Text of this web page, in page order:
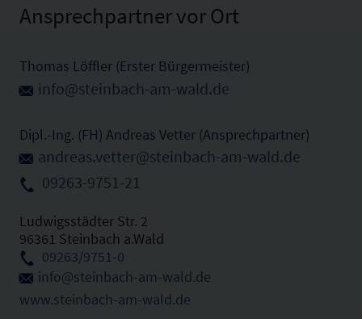
Ansprechpartner vor Ort
Thomas Löffler (Erster Bürgermeister)
info@steinbach-am-wald.de
Dipl.-Ing. (FH) Andreas Vetter (Ansprechpartner)
andreas.vetter@steinbach-am-wald.de
09263-9751-21
Ludwigsstädter Str. 2
96361 Steinbach a.Wald
09263/9751-0
info@steinbach-am-wald.de
www.steinbach-am-wald.de